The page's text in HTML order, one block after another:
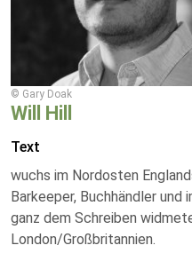
© Gary Doak
Will Hill
Text
wuchs im Nordosten
Barkeeper, Buchhändler und
ganz dem Schreiben
London/Großbritannien.